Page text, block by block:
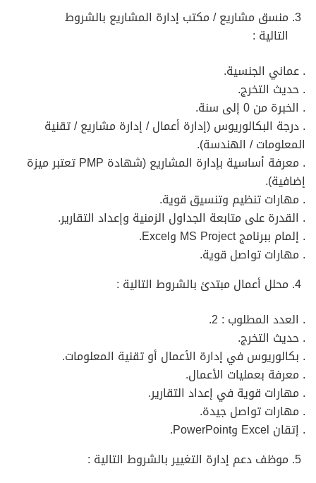
منسق مشاريع / مكتب إدارة المشاريع بالشروط
التالية :
. عماني الجنسية.
. حديث التخرج.
. الخبرة من 0 إلى سنة.
. درجة البكالوريوس (إدارة أعمال / إدارة مشاريع / تقنية
المعلومات / الهندسة).
. معرفة أساسية بإدارة المشاريع (شهادة PMP تعتبر ميزة
إضافية).
. مهارات تنظيم وتنسيق قوية.
. القدرة على متابعة الجداول الزمنية وإعداد التقارير.
. إلمام ببرنامج MS Project وExcel.
. مهارات تواصل قوية.
محلل أعمال مبتدئ بالشروط التالية :
. العدد المطلوب : 2.
. حديث التخرج.
. بكالوريوس في إدارة الأعمال أو تقنية المعلومات.
. معرفة بعمليات الأعمال.
. مهارات قوية في إعداد التقارير.
. مهارات تواصل جيدة.
. إتقان Excel وPowerPoint.
موظف دعم إدارة التغيير بالشروط التالية :